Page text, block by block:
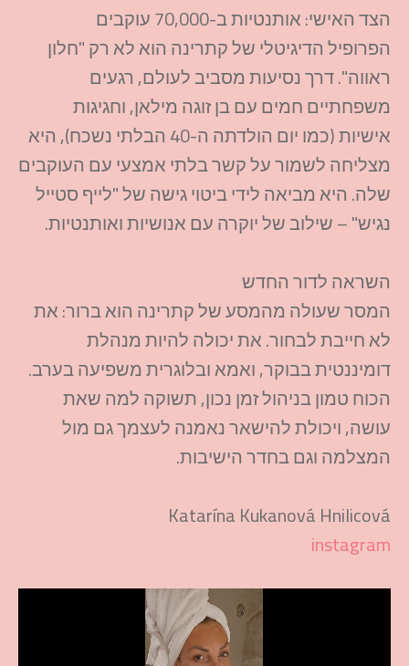
הצד האישי: אותנטיות ב-70,000 עוקבים
הפרופיל הדיגיטלי של קתרינה הוא לא רק "חלון
ראווה". דרך נסיעות מסביב לעולם, רגעים
משפחתיים חמים עם בן זוגה מילאן, וחגיגות
אישיות (כמו יום הולדתה ה-40 הבלתי נשכח), היא
מצליחה לשמור על קשר בלתי אמצעי עם העוקבים
שלה. היא מביאה לידי ביטוי גישה של "לייף סטייל
נגיש" – שילוב של יוקרה עם אנושיות ואותנטיות.
השראה לדור החדש
המסר שעולה מהמסע של קתרינה הוא ברור: את
לא חייבת לבחור. את יכולה להיות מנהלת
דומיננטית בבוקר, ואמא ובלוגרית משפיעה בערב.
הכוח טמון בניהול זמן נכון, תשוקה למה שאת
עושה, ויכולת להישאר נאמנה לעצמך גם מול
המצלמה וגם בחדר הישיבות.
Katarína Kukanová Hnilicová
instagram